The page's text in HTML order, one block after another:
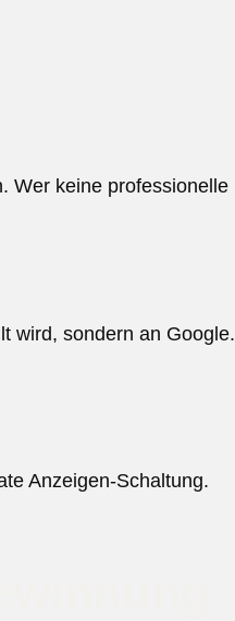
Wer keine professionelle
wird, sondern an Google.
Anzeigen-Schaltung.